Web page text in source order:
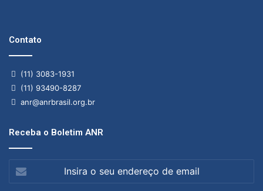
Contato
(11) 3083-1931
(11) 93490-8287
anr@anrbrasil.org.br
Receba o Boletim ANR